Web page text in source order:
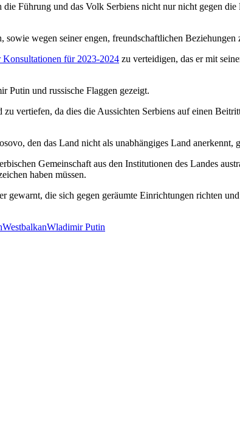
Führung und das Volk Serbiens nicht nur nicht gegen die
wegen seiner engen, freundschaftlichen
Konsultationen für 2023-2024 zu verteidigen, das er mit
Putin und russische Flaggen gezeigt.
vertiefen, da dies die Aussichten Serbiens auf einen
den das Land nicht als unabhängiges Land anerkennt,
Gemeinschaft aus den Institutionen des Landes
haben müssen.
die sich gegen geräumte Einrichtungen richten
WestbalkanWladimir Putin